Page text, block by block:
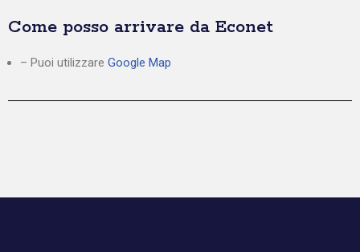
Come posso arrivare da Econet
– Puoi utilizzare Google Map